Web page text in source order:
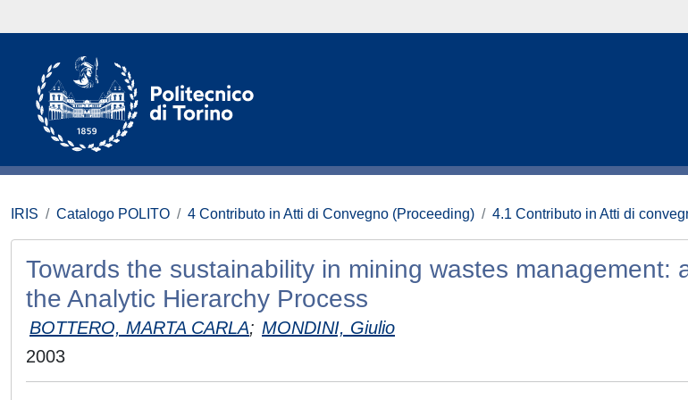
IRIS Catalogo POLITO 4 Contributo in Atti di Convegno (Proceeding) 4.1 Contributo in Atti di
Towards the sustainability in mining wastes management:
the Analytic Hierarchy Process
BOTTERO, MARTA CARLA; MONDINI, Giulio
2003